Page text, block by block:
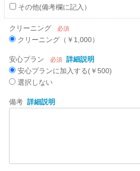
その他(備考欄に記入）
クリーニング 必須
クリーニング（￥1,000）
安心プラン 必須 詳細説明
安心プランに加入する(￥500)
選択しない
備考 詳細説明